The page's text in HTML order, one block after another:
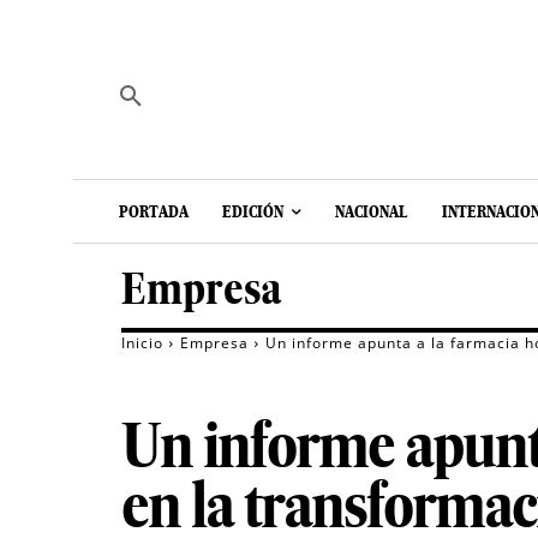
PORTADA EDICIÓN NACIONAL
Empresa
Inicio Empresa Un informe apunta a la farmacia
Un informe
en la